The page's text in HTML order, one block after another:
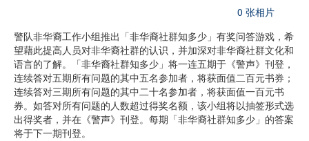
0 张相片
警队非华裔工作小组推出「非华裔社群知多少」有奖问答游戏，希
望藉此提高人员对非华裔社群的认识，并加深对非华裔社群文化和
语言的了解。「非华裔社群知多少」将一连五期于《警声》刊登，
连续答对五期所有问题的其中五名参加者，将获面值二百元书券；
连续答对三期所有问题的其中二十名参加者，将获面值一百元书
券。如答对所有问题的人数超过得奖名额，该小组将以抽签形式选
出得奖者，并在《警声》刊登。每期「非华裔社群知多少」的答案
将于下一期刊登。